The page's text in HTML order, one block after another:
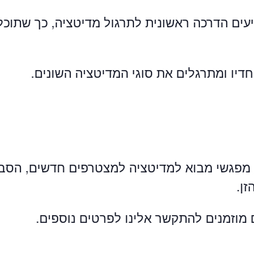
הדרכה ראשונית לתרגול מדיטציה, כך
ומתרגלים את סוגי המדיטציה השונים.
מוזמנים להתקשר אלינו לפרטים נוספים.